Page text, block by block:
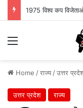
Menu
Home /राज्य /उत्तर
उत्तर प्रदेश राज्य